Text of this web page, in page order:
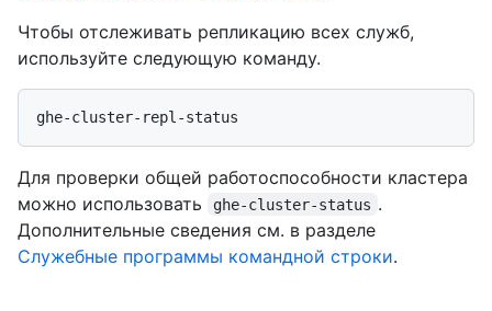
Чтобы отслеживать репликацию всех служб,
используйте следующую команду.
Для проверки общей работоспособности кластера
можно использовать
ghe-cluster-status .
Дополнительные сведения см. в разделе
Служебные программы командной строки.